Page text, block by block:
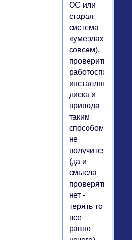
ОС или
старая
система
«умерла»
совсем),
проверить
диска и
привода
таким
способом
не
получится
(да и
смысла
проверять
нет -
терять то
все
равно